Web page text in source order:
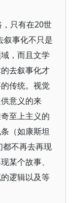
只有在20世
叙事化不只是
，而且文学
去叙事化才
传统。视觉
意义的来
至上主义的
（如康斯坦
都不再去再现
某个故事、
逻辑以及等